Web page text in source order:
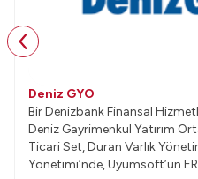
Deniz GYO
Bir Denizbank Finansal
Deniz Gayrimenkul Yatırım
Ticari Set, Duran Varlık
Yönetimi’nde, Uyumsoft’un